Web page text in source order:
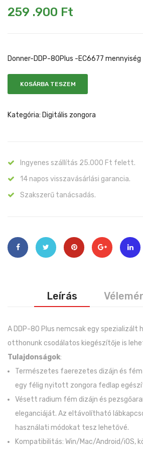
259 .900 Ft
Donner-DDP-80Plus -EC6677 mennyiség
KOSÁRBA TESZEM
Kategória: Digitális zongora
Ingyenes szállítás 25.000 Ft felett.
14 napos visszavásárlási garancia.
Szakszerű tanácsadás.
Leírás
A DDP-80 Plus nemcsak egy spezializált
otthonunk csodálatos kiegészítője is
Tulajdonságok:
Természetes faerezetes dizájn és
egy félig nyitott zongora fedlap
Vésett radium fém dizájn és
eleganciáját. Az eltávolítható
használati módokat tesz lehetővé.
Kompatibilitás: Win/Mac/Android/iOS,